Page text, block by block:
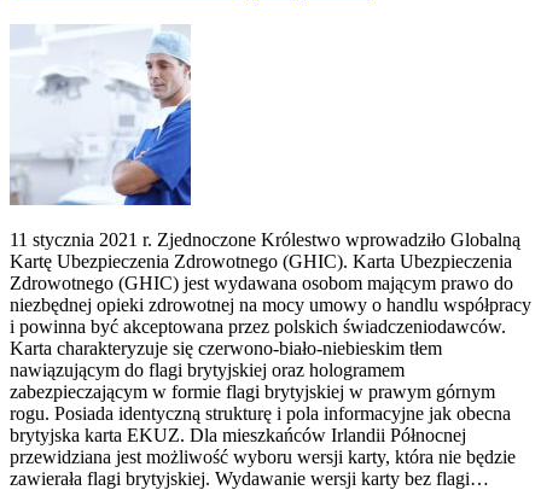
11 stycznia 2021 r. Zjednoczone Królestwo wprowadziło Globalną
Kartę Ubezpieczenia Zdrowotnego (GHIC). Karta Ubezpieczenia
Zdrowotnego (GHIC) jest wydawana osobom mającym prawo do
niezbędnej opieki zdrowotnej na mocy umowy o handlu współpracy
i powinna być akceptowana przez polskich świadczeniodawców.
Karta charakteryzuje się czerwono-biało-niebieskim tłem
nawiązującym do flagi brytyjskiej oraz hologramem
zabezpieczającym w formie flagi brytyjskiej w prawym górnym
rogu. Posiada identyczną strukturę i pola informacyjne jak obecna
brytyjska karta EKUZ. Dla mieszkańców Irlandii Północnej
przewidziana jest możliwość wyboru wersji karty, która nie będzie
zawierała flagi brytyjskiej. Wydawanie wersji karty bez flagi…